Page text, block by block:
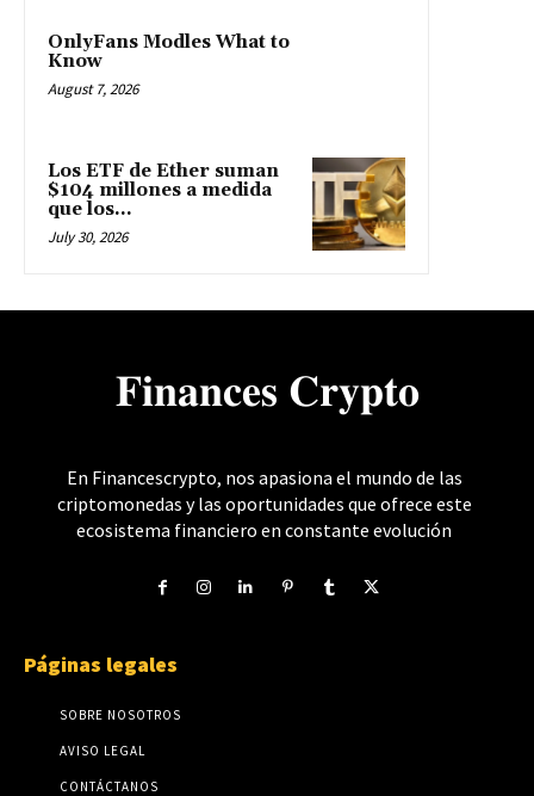
OnlyFans Modles What to
Know
August 7, 2026
Los ETF de Ether suman
$104 millones a medida
que los...
July 30, 2026
𝐅𝐢𝐧𝐚𝐧𝐜𝐞𝐬 𝐂𝐫𝐲𝐩𝐭𝐨
En Financescrypto, nos apasiona el mundo de las
criptomonedas y las oportunidades que ofrece este
ecosistema financiero en constante evolución
Páginas legales
SOBRE NOSOTROS
AVISO LEGAL
CONTÁCTANOS